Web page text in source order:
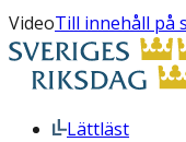
VideoTill innehåll på
Lättläst